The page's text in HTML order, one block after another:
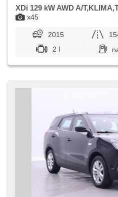
x45
XDi 129 kW AWD A/
2015
2 l